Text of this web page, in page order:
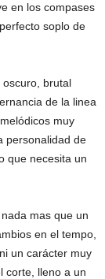
en los compases
soplo de
brutal
de la linea
muy
personalidad de
que necesita un
nada mas que un
en el tempo,
un carácter muy
corte, lleno a un